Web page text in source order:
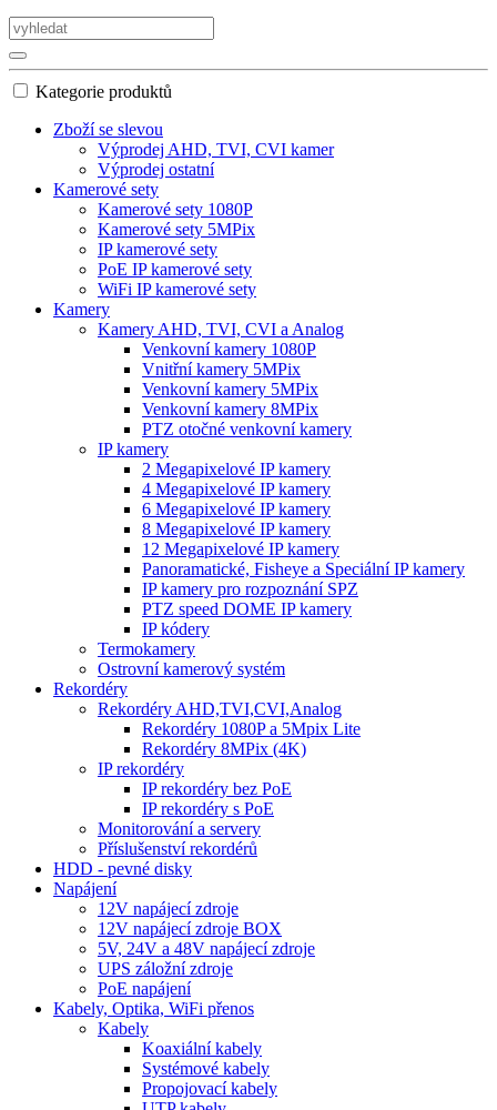
Kategorie produktů
Zboží se slevou
Výprodej AHD, TVI, CVI kamer
Výprodej ostatní
Kamerové sety
Kamerové sety 1080P
Kamerové sety 5MPix
IP kamerové sety
PoE IP kamerové sety
WiFi IP kamerové sety
Kamery
Kamery AHD, TVI, CVI a Analog
Venkovní kamery 1080P
Vnitřní kamery 5MPix
Venkovní kamery 5MPix
Venkovní kamery 8MPix
PTZ otočné venkovní kamery
IP kamery
2 Megapixelové IP kamery
4 Megapixelové IP kamery
6 Megapixelové IP kamery
8 Megapixelové IP kamery
12 Megapixelové IP kamery
Panoramatické, Fisheye a Speciální IP kamery
IP kamery pro rozpoznání SPZ
PTZ speed DOME IP kamery
IP kódery
Termokamery
Ostrovní kamerový systém
Rekordéry
Rekordéry AHD,TVI,CVI,Analog
Rekordéry 1080P a 5Mpix Lite
Rekordéry 8MPix (4K)
IP rekordéry
IP rekordéry bez PoE
IP rekordéry s PoE
Monitorování a servery
Příslušenství rekordérů
HDD - pevné disky
Napájení
12V napájecí zdroje
12V napájecí zdroje BOX
5V, 24V a 48V napájecí zdroje
UPS záložní zdroje
PoE napájení
Kabely, Optika, WiFi přenos
Kabely
Koaxiální kabely
Systémové kabely
Propojovací kabely